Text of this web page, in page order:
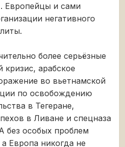
Европейцы и сами
негативного
более серьёзные
кризис, арабское
во вьетнамской
по освобождению
в Тегеране,
в Ливане и спецназа
особых проблем
Европа никогда не